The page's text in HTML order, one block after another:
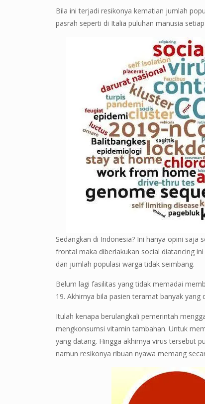
Bila ini terjadi resikonya kematian jumlah
pasrah seperti di Italia puluhan manusia
Sedangkan di Indonesia? Ini hanya opini
frontal maka diberlakukan social diatancing
dan jumlah populasi warga tidak seimbang.
Belum lagi fasilitas yang tidak memadai
19. Akhirnya bila pasien teramat banyak
Itulah kenapa berulangkali pemerintah
mengkonsumsi vitamin tambahan. Untuk
yang datang. Hingga akhirnya virus tersebut
namun resikonya ribuan nyawa memang